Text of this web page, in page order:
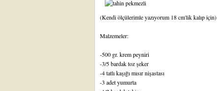
(Kendi ölçülerimle yazıyorum 18 cm'lik kalıp için)
Malzemeler:
-500 gr. krem peyniri
-3/5 bardak toz şeker
-4 tatlı kaşığı mısır nişastası
-3 adet yumurta